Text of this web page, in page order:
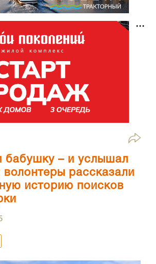
бабушку – и услышал
волонтеры рассказали
историю поисков